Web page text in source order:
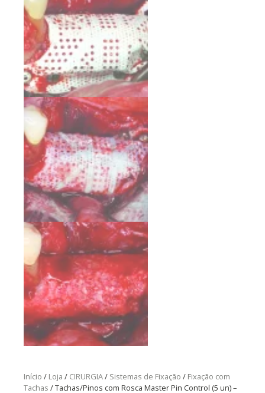
Início / Loja / CIRURGIA/ Sistemas de Fixação / Fixação com
Tachas / Tachas/Pinos com Rosca Master Pin Control (5 un) –